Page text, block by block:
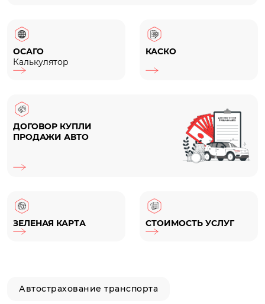
ОСАГО
Калькулятор
КАСКО
ДОГОВОР КУПЛИ
ПРОДАЖИ АВТО
ЗЕЛЕНАЯ КАРТА СТОИМОСТЬ УСЛУГ
Автострахование транспорта